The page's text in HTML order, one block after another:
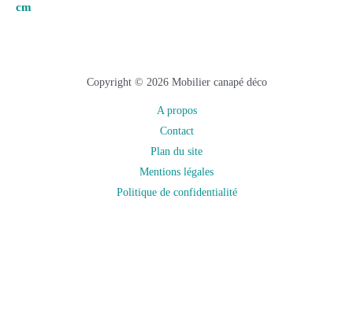
cm
Copyright © 2026 Mobilier canapé déco
A propos
Contact
Plan du site
Mentions légales
Politique de confidentialité